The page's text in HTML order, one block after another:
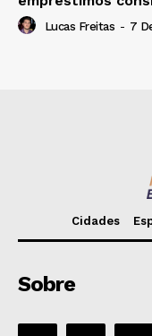
Lucas Freitas - 7
Cidades
Sobre